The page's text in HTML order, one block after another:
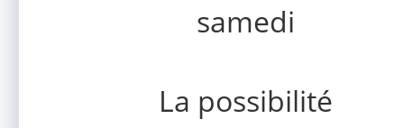
samedi
La possibilité